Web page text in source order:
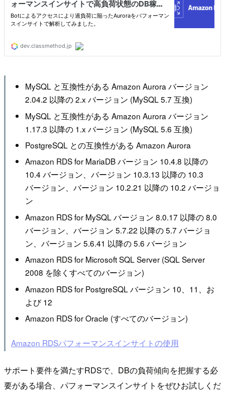
MySQL と互換性がある Amazon Aurora バージョン
2.04.2 以降の 2.x バージョン (MySQL 5.7 互換)
MySQL と互換性がある Amazon Aurora バージョン
1.17.3 以降の 1.x バージョン (MySQL 5.6 互換)
PostgreSQL との互換性がある Amazon Aurora
Amazon RDS for MariaDB バージョン 10.4.8 以降の
10.4 バージョン、バージョン 10.3.13 以降の 10.3
バージョン、バージョン 10.2.21 以降の 10.2 バージョ
ン
Amazon RDS for MySQL バージョン 8.0.17 以降の 8.0
バージョン、バージョン 5.7.22 以降の 5.7 バージョ
ン、バージョン 5.6.41 以降の 5.6 バージョン
Amazon RDS for Microsoft SQL Server (SQL Server
2008 を除くすべてのバージョン)
Amazon RDS for PostgreSQL バージョン 10、11、お
よび 12
Amazon RDS for Oracle (すべてのバージョン)
Amazon RDSパフォーマンスインサイトの使用
サポート要件を満たすRDSで、DBの負荷傾向を把握する必
要がある場合、パフォーマンスインサイトをぜひお試しくだ